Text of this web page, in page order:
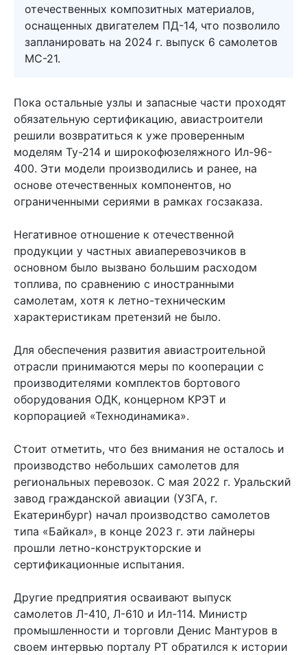
отечественных композитных материалов,
оснащенных двигателем ПД-14, что позволило
запланировать на 2024 г. выпуск 6 самолетов
МС-21.
Пока остальные узлы и запасные части проходят
обязательную сертификацию, авиастроители
решили возвратиться к уже проверенным
моделям Ту-214 и широкофюзеляжного Ил-96-
400. Эти модели производились и ранее, на
основе отечественных компонентов, но
ограниченными сериями в рамках госзаказа.
Негативное отношение к отечественной
продукции у частных авиаперевозчиков в
основном было вызвано большим расходом
топлива, по сравнению с иностранными
самолетам, хотя к летно-техническим
характеристикам претензий не было.
Для обеспечения развития авиастроительной
отрасли принимаются меры по кооперации с
производителями комплектов бортового
оборудования ОДК, концерном КРЭТ и
корпорацией «Технодинамика».
Стоит отметить, что без внимания не осталось и
производство небольших самолетов для
региональных перевозок. С мая 2022 г. Уральский
завод гражданской авиации (УЗГА, г.
Екатеринбург) начал производство самолетов
типа «Байкал», в конце 2023 г. эти лайнеры
прошли летно-конструкторские и
сертификационные испытания.
Другие предприятия осваивают выпуск
самолетов Л-410, Л-610 и Ил-114. Министр
промышленности и торговли Денис Мантуров в
своем интервью порталу РТ обратился к истории